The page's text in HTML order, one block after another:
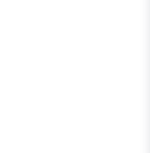
til salg i Kvistgård. Priser op til 23.500.000